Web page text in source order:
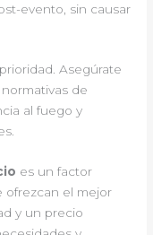
evento, sin causar
Asegúrate
de
al fuego y
es un factor
ofrezcan el mejor
y un precio